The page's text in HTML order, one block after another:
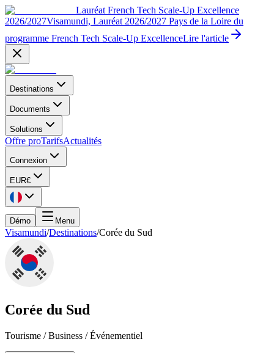
Lauréat French Tech Scale-Up Excellence
2026/2027Visamundi, Lauréat 2026/2027 Pays de la Loire du
programme French Tech Scale-Up ExcellenceLire l'article
Destinations
Documents
Solutions
Offre proTarifsActualités
Connexion
EUR€
Démo Menu
Visamundi/Destinations/Corée du Sud
Corée du Sud
Tourisme / Business / Événementiel